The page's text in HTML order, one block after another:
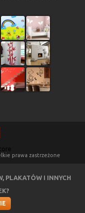
prawa zastrzeżone
PLAKATÓW I INNYCH